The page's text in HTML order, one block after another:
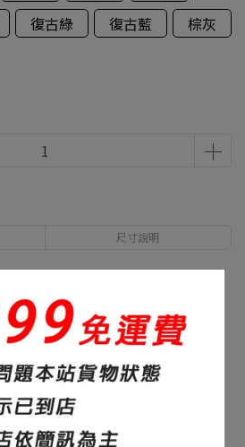
復古綠 復古藍
棕灰
尺寸說明
纖維